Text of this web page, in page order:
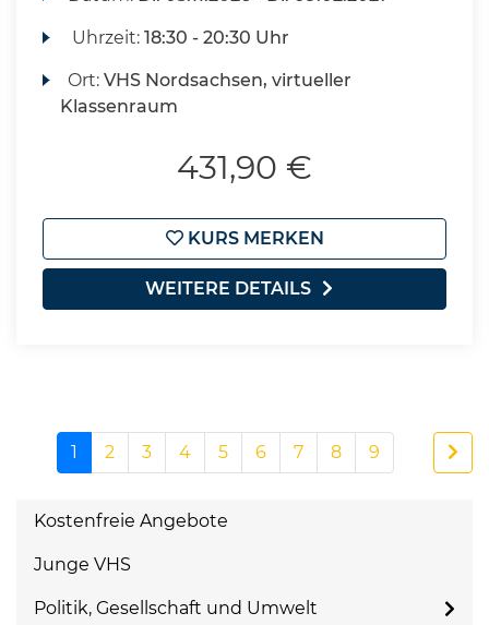
Uhrzeit:18:30 - 20:30 Uhr
Ort:VHS Nordsachsen, virtueller
Klassenraum
431,90 €
KURS MERKEN
WEITERE DETAILS
1 2 3 4 5 6 7 8 9
Kostenfreie Angebote
Junge VHS
Politik, Gesellschaft und Umwelt